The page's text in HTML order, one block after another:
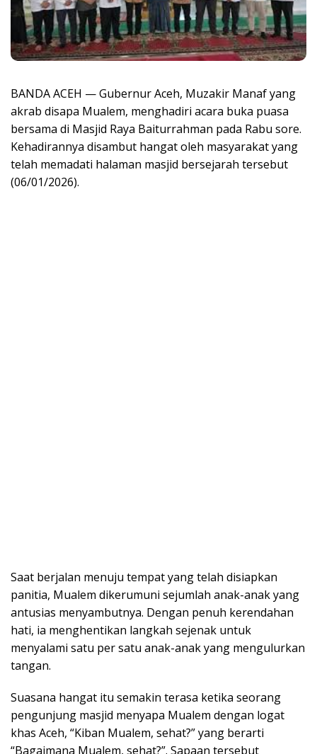
BANDA ACEH — Gubernur Aceh, Muzakir Manaf yang
akrab disapa Mualem, menghadiri acara buka puasa
bersama di Masjid Raya Baiturrahman pada Rabu sore.
Kehadirannya disambut hangat oleh masyarakat yang
telah memadati halaman masjid bersejarah tersebut
(06/01/2026).
Saat berjalan menuju tempat yang telah disiapkan
panitia, Mualem dikerumuni sejumlah anak-anak yang
antusias menyambutnya. Dengan penuh kerendahan
hati, ia menghentikan langkah sejenak untuk
menyalami satu per satu anak-anak yang mengulurkan
tangan.
Suasana hangat itu semakin terasa ketika seorang
pengunjung masjid menyapa Mualem dengan logat
khas Aceh, “Kiban Mualem, sehat?” yang berarti
“Bagaimana Mualem, sehat?”. Sapaan tersebut